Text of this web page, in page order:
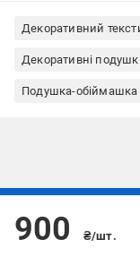
Декоративний
Декоративні
Подушка-обіймашка
900 ₴/шт.
Підписуйтесь, щоб